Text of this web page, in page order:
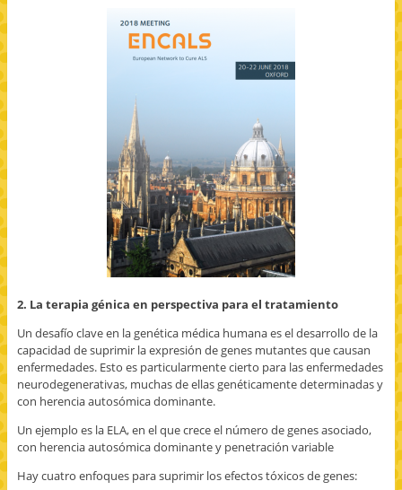
2. La terapia génica en perspectiva para el tratamiento
Un desafío clave en la genética médica humana es el desarrollo de la
capacidad de suprimir la expresión de genes mutantes que causan
enfermedades. Esto es particularmente cierto para las enfermedades
neurodegenerativas, muchas de ellas genéticamente determinadas y
con herencia autosómica dominante.
Un ejemplo es la ELA, en el que crece el número de genes asociado,
con herencia autosómica dominante y penetración variable
Hay cuatro enfoques para suprimir los efectos tóxicos de genes: